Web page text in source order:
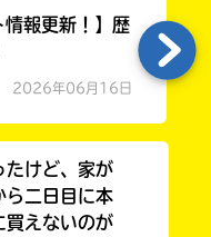
キミに
報更新！】歴
2026年06月16日
たけど、家が
ら二日目に本
買えないのが